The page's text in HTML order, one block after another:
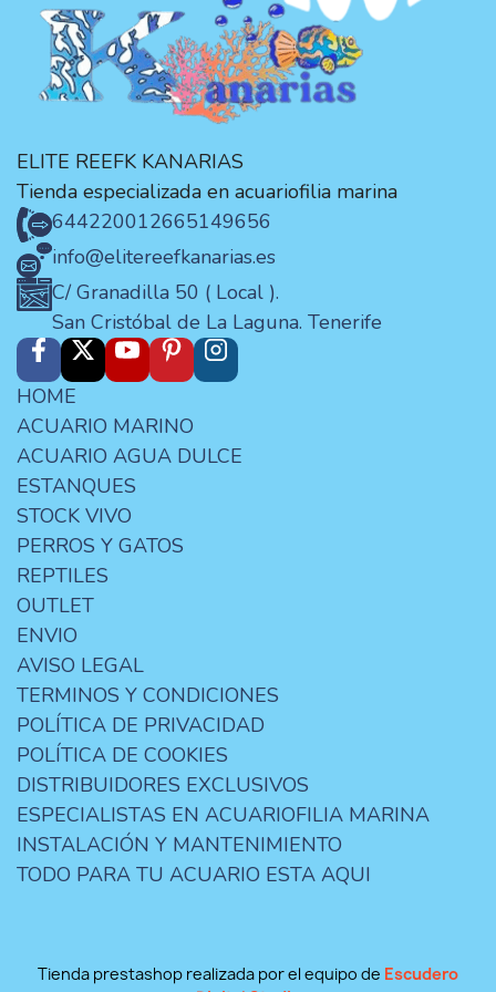
ELITE REEFK KANARIAS
Tienda especializada en acuariofilia marina
644220012665149656
info@elitereefkanarias.es
C/ Granadilla 50 ( Local ).
San Cristóbal de La Laguna. Tenerife
HOME
ACUARIO MARINO
ACUARIO AGUA DULCE
ESTANQUES
STOCK VIVO
PERROS Y GATOS
REPTILES
OUTLET
ENVIO
AVISO LEGAL
TERMINOS Y CONDICIONES
POLÍTICA DE PRIVACIDAD
POLÍTICA DE COOKIES
DISTRIBUIDORES EXCLUSIVOS
ESPECIALISTAS EN ACUARIOFILIA MARINA
INSTALACIÓN Y MANTENIMIENTO
TODO PARA TU ACUARIO ESTA AQUI
Tienda prestashop realizada por el equipo de Escudero